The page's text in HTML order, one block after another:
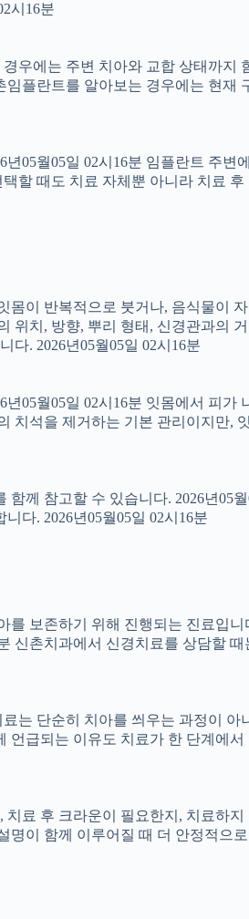
시16분
우에는 주변 치아와 교합 상태까지
플란트를 알아보는 경우에는 현재
05월05일 02시16분 임플란트 주
할 때도 치료 자체뿐 아니라 치료
이 반복적으로 붓거나, 음식물이
치, 방향, 뿌리 형태, 신경관과의
다. 2026년05월05일 02시16분
05월05일 02시16분 잇몸에서 피
치석을 제거하는 기본 관리이지만,
함께 참고할 수 있습니다. 2026년05
다. 2026년05월05일 02시16분
보존하기 위해 진행되는 진료입
신촌치과에서 신경치료를 상담할
단순히 치아를 씌우는 과정이 아
급되는 이유도 치료가 한 단계에
료 후 크라운이 필요한지, 치료하
이 함께 이루어질 때 더 안정적으